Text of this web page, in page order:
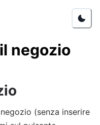
negozio
(senza inserire